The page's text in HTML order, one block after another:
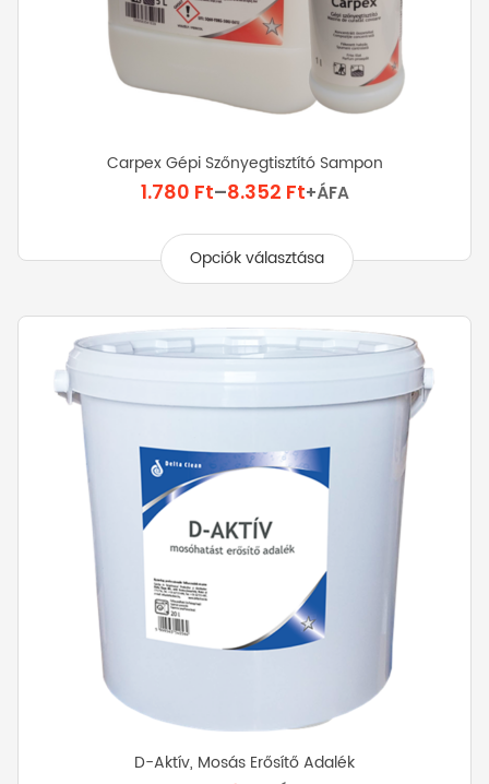
Carpex Gépi Szőnyegtisztító Sampon
1.780 Ft–8.352 FtÁrtartomány:
-
8.352 Ft
+ÁFA
Opciók választása
terméknek
variációja
van.
A
változatok
a
választhatók
D-Aktív, Mosás Erősítő Adalék